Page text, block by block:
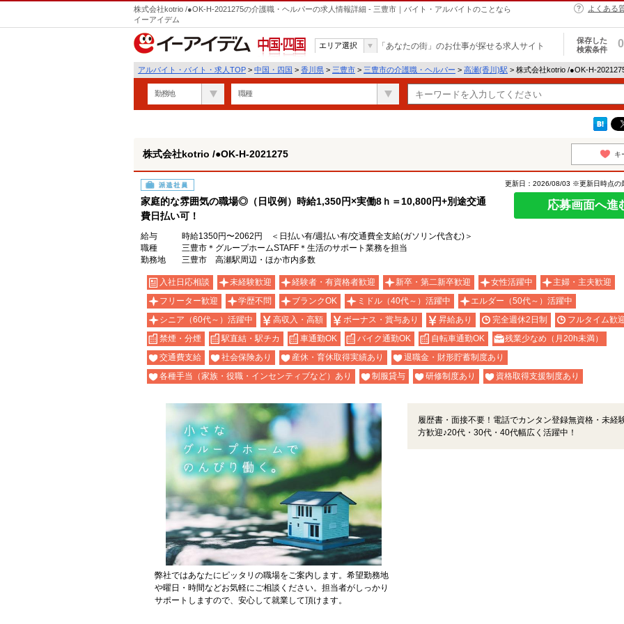
株式会社kotrio /●OK-H-2021275の介護職・ヘルパーの求人情報詳細 - 三豊市｜バイト・アルバイトのことなら
イーアイデム
よくある
中国・四国
エリア選択 「あなたの街」のお仕事が探せる求人サイト
保存した
検索条件
0
アルバイト・バイト・求人TOP > 中国・四国 > 香川県 > 三豊市 > 三豊市の介護職・ヘルパー > 高瀬(香川)駅 > 株式会社kotrio /●OK-H-
勤務地 職種
株式会社kotrio /●OK-H-2021275 キ
派遣社員
家庭的な雰囲気の職場◎（日収例）時給1,350円×実働8ｈ＝10,800円+別途交通
費日払い可！
更新日：2026/08/03 ※更新日時点の
応募画面へ進
給与
時給1350円〜2062円 ＜日払い有/週払い有/交通費全支給(ガソリン代含む)＞
職種
三豊市＊グループホームSTAFF＊生活のサポート業務を担当
勤務地
三豊市 高瀬駅周辺・ほか市内多数
入社日応相談 未経験歓迎 経験者・有資格者歓迎 新卒・第二新卒歓迎 女性活躍中
主婦・主夫歓迎
フリーター歓迎
学歴不問 ブランクOK ミドル（40代～）活躍中
エルダー（50代～）活躍中
シニア（60代～）活躍中
高収入・高額 ボーナス・賞与あり 昇給あり 完全週休2日制
フルタイム歓
禁煙・分煙
駅直結・駅チカ 車通勤OK バイク通勤OK 自転車通勤OK
残業少なめ（月20h未満）
交通費支給
社会保険あり 産休・育休取得実績あり
退職金・財形貯蓄制度あり
各種手当（家族・役職・インセンティブなど）あり
制服貸与 研修制度あり 資格取得支援制度あり
弊社ではあなたにピッタリの職場をご案内します。希望勤務地
や曜日・時間などお気軽にご相談ください。担当者がしっかり
サポートしますので、安心して就業して頂けます。
履歴書・面接不要！電話でカンタン登録無資格・未経
方歓迎♪20代・30代・40代幅広く活躍中！